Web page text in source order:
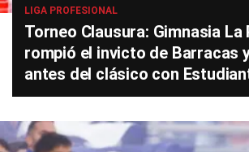
LIGA PROFESIONAL
Torneo Clausura: Gimnasia La
rompió el invicto de Barracas
antes del clásico con